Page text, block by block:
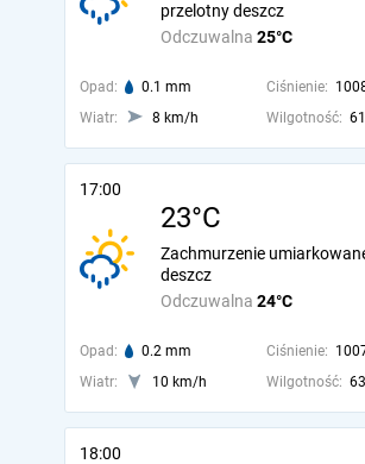
Odczuwalna 25°C
przelotny deszcz
Opad: 0.1 mm Ciśnienie:
Wiatr:
8 km/h Wilgotność:
17:00
23°C
Odczuwalna 24°C
Zachmurzenie
deszcz
Opad: 0.2 mm Ciśnienie:
Wiatr:
10 km/h Wilgotność:
18:00